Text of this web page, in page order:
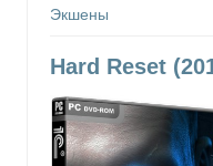
Экшены
Hard Reset